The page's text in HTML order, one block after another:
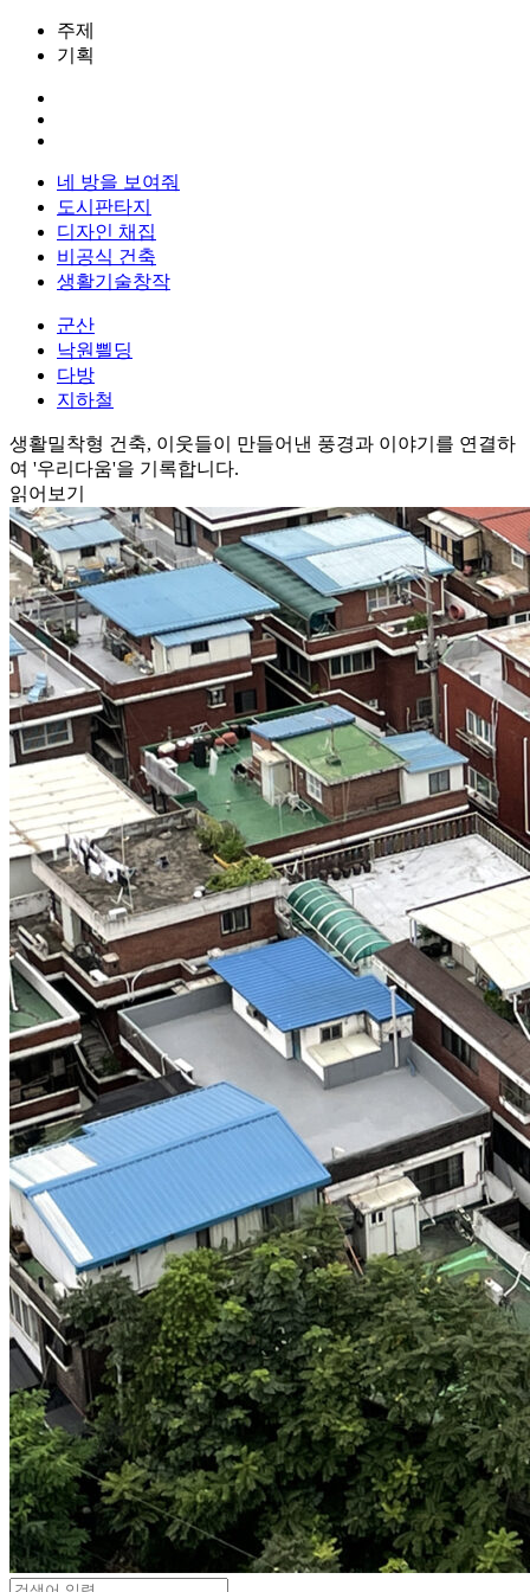
주제
기획
네 방을 보여줘
도시판타지
디자인 채집
비공식 건축
생활기술창작
군산
낙원쁼딩
다방
지하철
생활밀착형 건축, 이웃들이 만들어낸 풍경과 이야기를 연결하
여 '우리다움'을 기록합니다.
읽어보기